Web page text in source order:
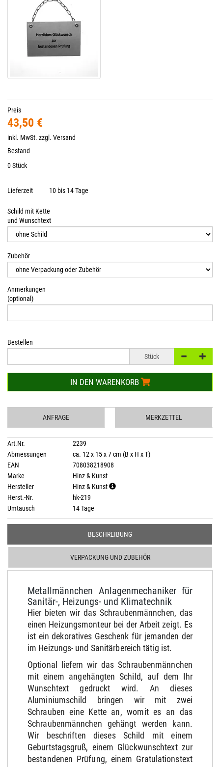
Preis
43,50 €
inkl. MwSt. zzgl. Versand
Bestand
0 Stück
Lieferzeit 10 bis 14 Tage
Schild mit Kette
und Wunschtext
Zubehör
Anmerkungen
(optional)
Bestellen
Stück
IN DEN WARENKORB
ANFRAGE MERKZETTEL
Art.Nr.
2239
Abmessungen
ca. 12 x 15 x 7 cm (B x H x T)
EAN
708038218908
Marke
Hinz & Kunst
Hersteller
Hinz & Kunst
Herst.-Nr.
hk-219
Umtausch
14 Tage
BESCHREIBUNG
VERPACKUNG UND ZUBEHÖR
Metallmännchen Anlagenmechaniker für
Sanitär-, Heizungs- und Klimatechnik
Hier bieten wir das Schraubenmännchen, das
einen Heizungsmonteur bei der Arbeit zeigt. Es
ist ein dekoratives Geschenk für jemanden der
im Heizungs- und Sanitärbereich tätig ist.
Optional liefern wir das Schraubenmännchen
mit einem angehängten Schild, auf dem Ihr
Wunschtext gedruckt wird. An dieses
Aluminiumschild bringen wir mit zwei
Schrauben eine Kette an, womit es an das
Schraubenmännchen gehängt werden kann.
Wir beschriften dieses Schild mit einem
Geburtstagsgruß, einem Glückwunschtext zur
bestandenen Prüfung, einem Gratulationstext